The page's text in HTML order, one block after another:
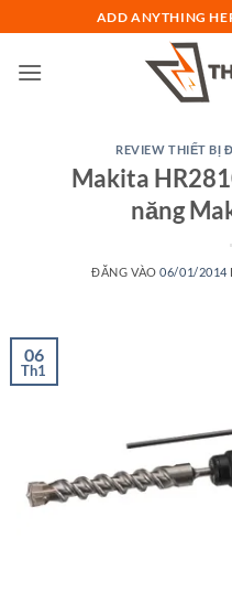
qua
nội
ADD ANYTHING
REVIEW THIẾT BỊ
Makita
năng
ĐĂNG VÀO06/01/2014
06
Th1